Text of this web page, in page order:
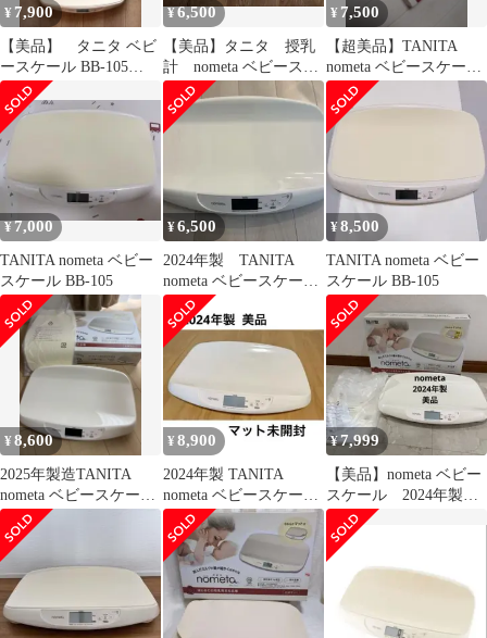
¥ 7,900
【美品】 タニタ ベビ
ースケール BB-105
nometa 説明書、マット
付き
¥6,500
【美品】タニタ 授乳
計 nometa ベビースケ
ール
¥ 7,500
【超美品】TANITA
nometa ベビースケール
BB-105
¥7,000
TANITA nometa ベビー
スケール BB-105
¥6,500
2024年製 TANITA
nometa ベビースケール
BB-105
¥8,500
TANITA nometa ベビー
スケール BB-105
¥8,600
2025年製造TANITA
nometa ベビースケール
BB-105
¥ 8,900
2024年製 TANITA
nometa ベビースケール
BB-105 本体
¥7,999
【美品】nometa ベビー
スケール 2024年製
TANITA